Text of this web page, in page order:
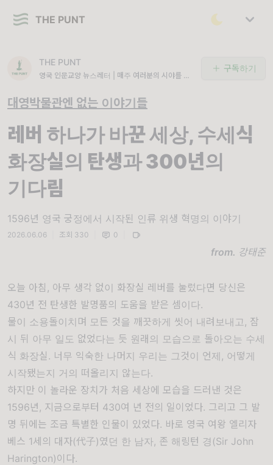
THE PUNT
THE PUNT
영국 인문교양 뉴스레터 | 매주 여러분의 시야를 영
확장해드립니다.
구독하기
대영박물관엔 없는 이야기들
레버 하나가 바꾼 세상, 수세식
화장실의 탄생과 300년의
기다림
1596년 영국 궁정에서 시작된 인류 위생 혁명의 이야기
2026.06.06 조회 330 0
from. 강태준
오늘 아침, 아무 생각 없이 화장실 레버를 눌렀다면 당신은
430년 전 탄생한 발명품의 도움을 받은 셈이다.
물이 소용돌이치며 모든 것을 깨끗하게 씻어 내려보내고, 잠
시 뒤 아무 일도 없었다는 듯 원래의 모습으로 돌아오는 수세
식 화장실. 너무 익숙한 나머지 우리는 그것이 언제, 어떻게
시작됐는지 거의 떠올리지 않는다.
하지만 이 놀라운 장치가 처음 세상에 모습을 드러낸 것은
1596년, 지금으로부터 430여 년 전의 일이었다. 그리고 그 발
명 뒤에는 조금 특별한 인물이 있었다. 바로 영국 여왕 엘리자
베스 1세의 대자(代子)였던 한 남자, 존 해링턴 경(Sir John
Harington)이다.